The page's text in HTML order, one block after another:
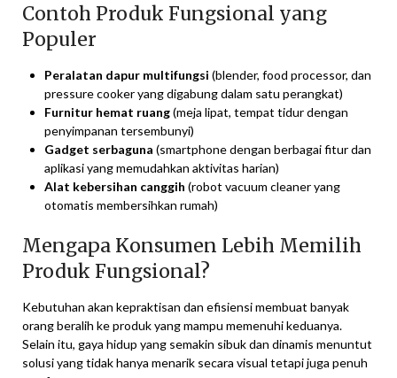
Contoh Produk Fungsional yang
Populer
Peralatan dapur multifungsi (blender, food processor, dan
pressure cooker yang digabung dalam satu perangkat)
Furnitur hemat ruang(meja lipat, tempat tidur dengan
penyimpanan tersembunyi)
Gadget serbaguna (smartphone dengan berbagai fitur dan
aplikasi yang memudahkan aktivitas harian)
Alat kebersihan canggih (robot vacuum cleaner yang
otomatis membersihkan rumah)
Mengapa Konsumen Lebih Memilih
Produk Fungsional?
Kebutuhan akan kepraktisan dan efisiensi membuat banyak
orang beralih ke produk yang mampu memenuhi keduanya.
Selain itu, gaya hidup yang semakin sibuk dan dinamis menuntut
solusi yang tidak hanya menarik secara visual tetapi juga penuh